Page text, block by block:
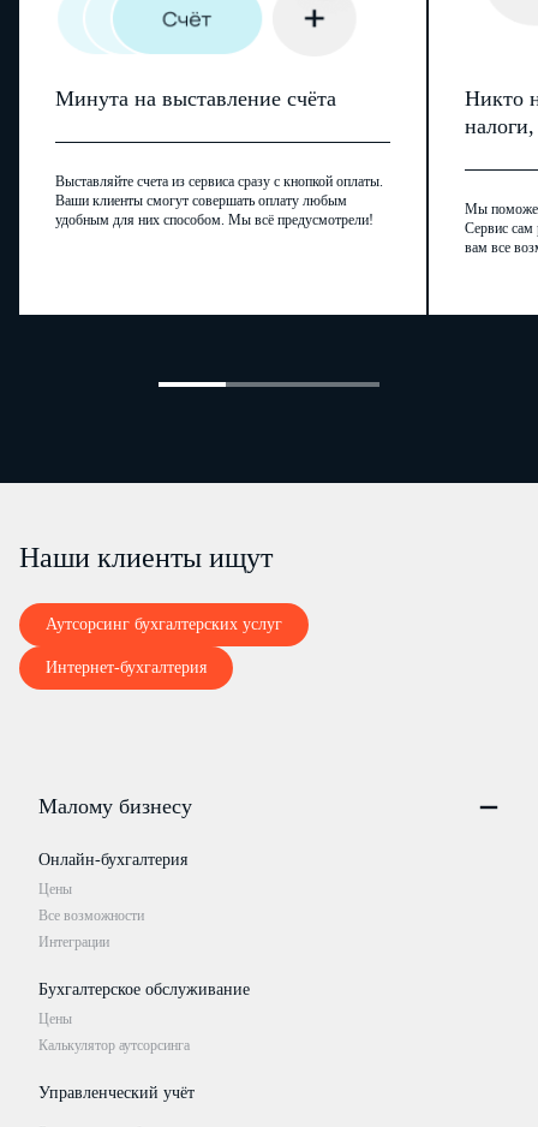
Минута на выставление счёта
Выставляйте счета из сервиса сразу с кнопкой оплаты.
Ваши клиенты смогут совершать оплату любым
удобным для них способом. Мы всё предусмотрели!
Никто
Мы
Сервис сам
вам все
Наши клиенты ищут
Аутсорсинг бухгалтерских услуг
Интернет-бухгалтерия
Малому бизнесу
Онлайн-бухгалтерия
Цены
Все возможности
Интеграции
Бухгалтерское обслуживание
Цены
Калькулятор аутсорсинга
Управленческий учёт